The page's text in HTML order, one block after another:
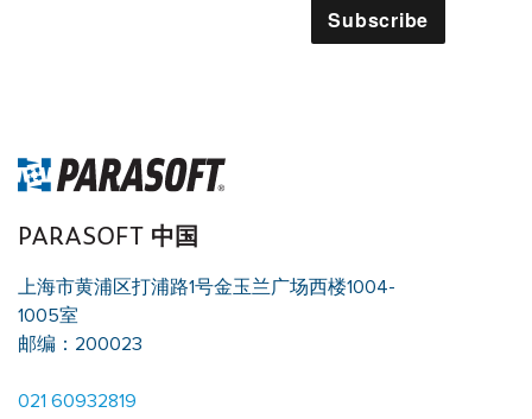
PARASOFT 中国
上海市黄浦区打浦路1号金玉兰广场西楼1004-
1005室
邮编：200023
021 60932819